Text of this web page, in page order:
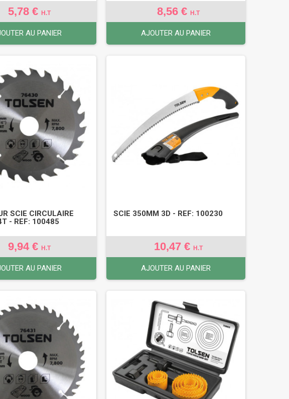
5,78 €H.T
AU PANIER
8,56 €H.T
AJOUTER AU PANIER
SCIE CIRCULAIRE
- REF: 100485
9,94 €H.T
AU PANIER
SCIE 350MM 3D - REF: 100230
10,47 €H.T
AJOUTER AU PANIER